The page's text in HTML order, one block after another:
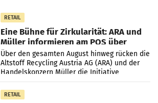
RETAIL
Eine Bühne für Zirkularität: ARA und
Müller informieren am POS über
Kreislauffähigkeit
Über den gesamten August hinweg rücken die
Altstoff Recycling Austria AG (ARA) und der
Handelskonzern Müller die Initiative
„Kreislauf-Helden“ in allen österreichischen
Müller-Filialen
RETAIL